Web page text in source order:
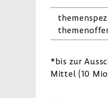
*bis zur
Mittel (10